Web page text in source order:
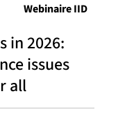
in 2026:
issues
all
Webinaire IID